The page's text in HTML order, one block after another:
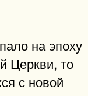
на эпоху
Церкви, то
с новой